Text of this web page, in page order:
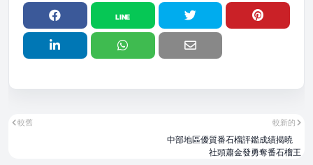
較新的
中部地區優質番石榴評鑑成績揭曉
社頭蕭金發勇奪番石榴王
較舊